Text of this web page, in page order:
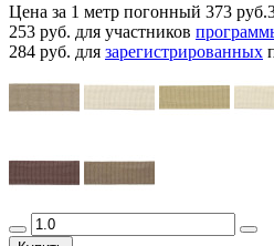
Цена за 1 метр погонный 373 руб.
253 руб. для участников
284 руб. для зарегистрированных